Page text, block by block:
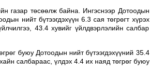
газар төсөөлж байна. Ингэснээр Дотоодын
нийт бүтээгдэхүүн 6.3 сая төгрөгт хүрэх
43.4 хувийг үйлдвэрлэлийн салбар
буюу Дотоодын нийт бүтээгдэхүүний 35.4
салбараас, үлдэх 4.4 их наяд төгрөг буюу